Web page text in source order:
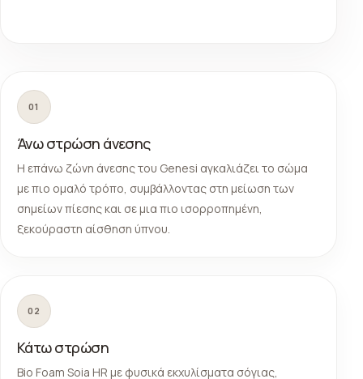
01
Άνω στρώση άνεσης
Η επάνω ζώνη άνεσης του Genesi αγκαλιάζει το σώμα
με πιο ομαλό τρόπο, συμβάλλοντας στη μείωση των
σημείων πίεσης και σε μια πιο ισορροπημένη,
ξεκούραστη αίσθηση ύπνου.
02
Κάτω στρώση
Bio Foam Soia HR με φυσικά εκχυλίσματα σόγιας,